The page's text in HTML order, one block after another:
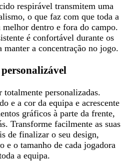
respirável transmitem uma
o que faz com que toda a
melhor dentro e fora do campo.
é confortável durante os
manter a concentração no jogo.
totalmente personalizadas.
e a cor da equipa e acrescente
gráficos à parte da frente,
Transforme facilmente as suas
de finalizar o seu design,
e o tamanho de cada jogadora
a equipa.